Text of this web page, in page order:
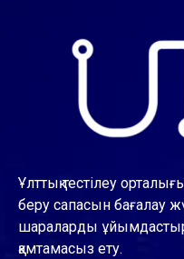
Ұлттық тестілеу
беру сапасын бағалау
шараларды
қамтамасыз ету.